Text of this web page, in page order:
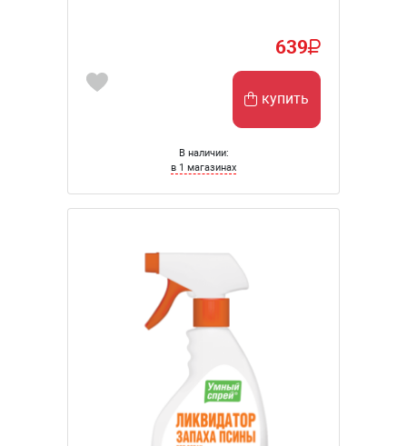
639
купить
В наличии:
в 1 магазинах